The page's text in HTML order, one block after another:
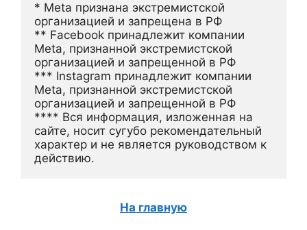
* Meta признана экстремистской
организацией и запрещена в РФ
** Facebook принадлежит компании
Meta, признанной экстремистской
организацией и запрещенной в РФ
*** Instagram принадлежит компании
Meta, признанной экстремистской
организацией и запрещенной в РФ
**** Вся информация, изложенная на
сайте, носит сугубо рекомендательный
характер и не является руководством к
действию.
На главную